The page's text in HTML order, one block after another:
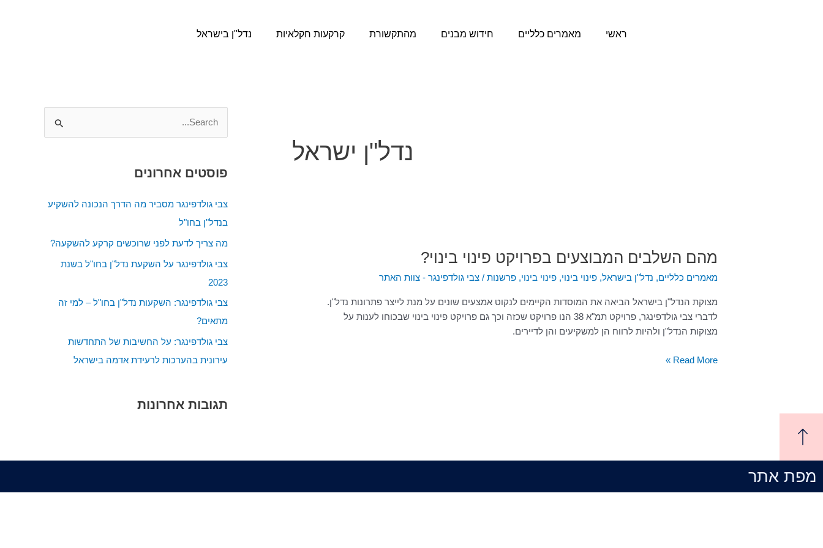
ראשי
מאמרים כלליים חידוש מבנים מהתקשורת קרקעות חקלאיות נדל"ן בישראל
נדל"ן ישראל
מהם השלבים המבוצעים בפרויקט פינוי בינוי?
מאמרים כלליים, נדל"ן בישראל,פינוי בינוי,פינוי בינוי,פרשנות /צבי גולדפינגר - צוות האתר
מצוקת הנדל"ן בישראל הביאה את המוסדות הקיימים לנקוט אמצעים שונים על מנת לייצר פתרונות נדל"ן.
לדברי צבי גולדפינגר, פרויקט תמ"א 38 הנו פרויקט שכזה וכך גם פרויקט פינוי בינוי שבכוחו לענות על
מצוקות הנדל"ן ולהיות לרווח הן למשקיעים והן לדיירים.
מהם
המבוצעים
בפרויקט
פינוי
בינוי?
Read More »
r
פוסטים אחרונים
צבי גולדפינגר מסביר מה הדרך הנכונה להשקיע
בנדל"ן בחו"ל
מה צריך לדעת לפני שרוכשים קרקע להשקעה?
צבי גולדפינגר על השקעת נדל"ן בחו"ל בשנת
2023
צבי גולדפינגר: השקעות נדל"ן בחו"ל – למי זה
מתאים?
צבי גולדפינגר: על החשיבות של התחדשות
עירונית בהערכות לרעידת אדמה בישראל
תגובות אחרונות
מפת אתר